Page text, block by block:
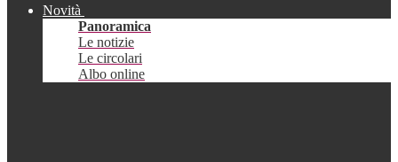
Novità
Panoramica
Le notizie
Le circolari
Albo online